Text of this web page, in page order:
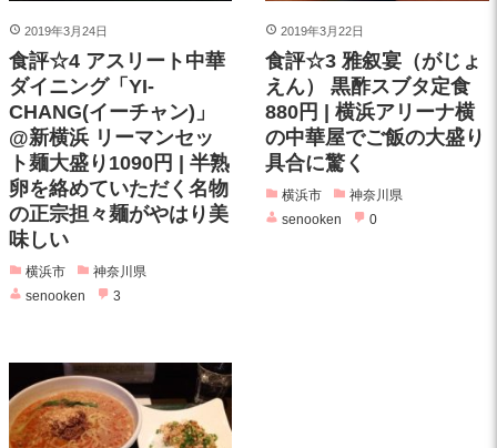
2019年3月24日
食評☆4 アスリート中華
ダイニング「YI-
CHANG(イーチャン)」
@新横浜 リーマンセッ
ト麺大盛り1090円 | 半熟
卵を絡めていただく名物
の正宗担々麺がやはり美
味しい
横浜市
神奈川県
senooken
3
2019年3月22日
食評☆3 雅叙宴（がじょ
えん） 黒酢スブタ定食
880円 | 横浜アリーナ横
の中華屋でご飯の大盛り
具合に驚く
横浜市
神奈川県
senooken
0